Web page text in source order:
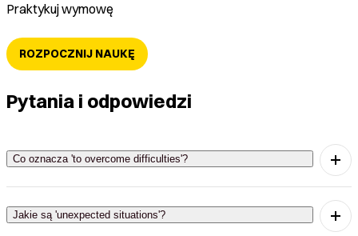
Praktykuj wymowę
ROZPOCZNIJ NAUKĘ
Pytania i odpowiedzi
Co oznacza 'to overcome difficulties'?
'To overcome difficulties' oznacza przezwyciężenie
trudności, czyli pokonanie przeszkód.
Jakie są 'unexpected situations'?